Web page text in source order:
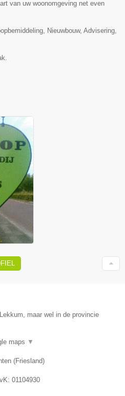
van uw woonomgeving net even
Nieuwbouw, Advisering,
maar wel in de provincie
maps ▼
(Friesland)
01104930